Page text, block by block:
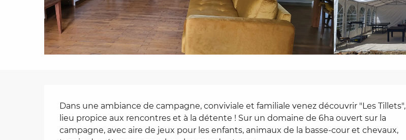
Description
Dans une ambiance de campagne, conviviale et familiale venez découvrir "Les Tillets",
lieu propice aux rencontres et à la détente ! Sur un domaine de 6ha ouvert sur la
campagne, avec aire de jeux pour les enfants, animaux de la basse-cour et chevaux,